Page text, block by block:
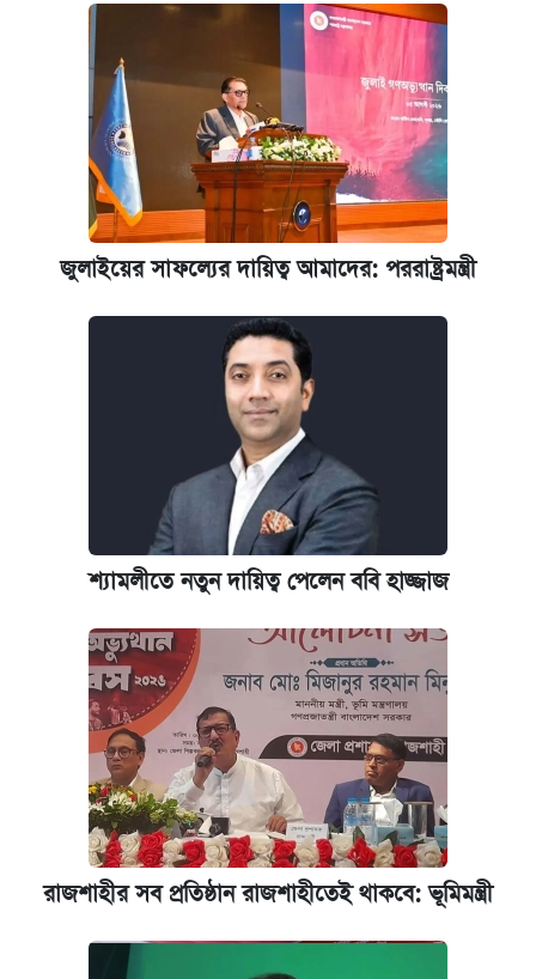
জুলাইয়ের সাফল্যের দায়িত্ব আমাদের: পররাষ্ট্রমন্ত্রী
শ্যামলীতে নতুন দায়িত্ব পেলেন ববি হাজ্জাজ
রাজশাহীর সব প্রতিষ্ঠান রাজশাহীতেই থাকবে: ভূমিমন্ত্রী